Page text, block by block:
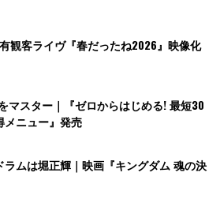
観客ライヴ『春だったね2026』映像化
マスター｜『ゼロからはじめる! 最短30
メニュー』発売
ムは堀正輝｜映画『キングダム 魂の決